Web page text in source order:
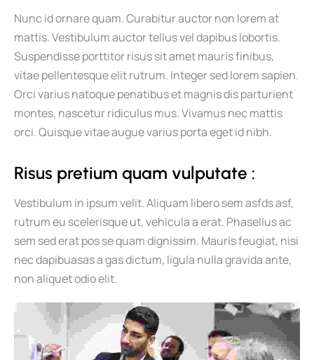
Nunc id ornare quam. Curabitur auctor non lorem at
mattis. Vestibulum auctor tellus vel dapibus lobortis.
Suspendisse porttitor risus sit amet mauris finibus,
vitae pellentesque elit rutrum. Integer sed lorem sapien.
Orci varius natoque penatibus et magnis dis parturient
montes, nascetur ridiculus mus. Vivamus nec mattis
orci. Quisque vitae augue varius porta eget id nibh.
Risus pretium quam vulputate :
Vestibulum in ipsum velit. Aliquam libero sem asfds asf,
rutrum eu scelerisque ut, vehicula a erat. Phasellus ac
sem sed erat pos se quam dignissim. Mauris feugiat, nisi
nec dapibuasas a gas dictum, ligula nulla gravida ante,
non aliquet odio elit.